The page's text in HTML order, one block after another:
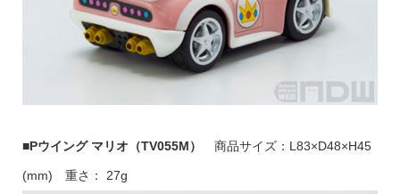
■Pウイング マリオ（TV055M） 商品サイズ：L83×D48×H45
(mm) 重さ： 27g